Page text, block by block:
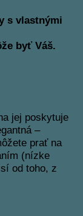
s vlastnými
byť Váš.
jej poskytuje
–
prať na
(nízke
od toho, z